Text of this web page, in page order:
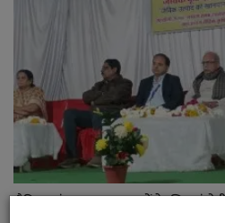
जैविक व्यंजन उत्सव ग्राहकों के लिए